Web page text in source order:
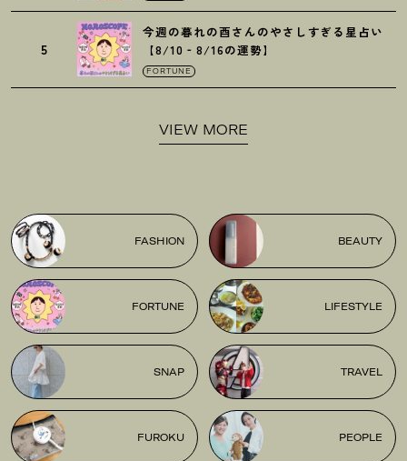
5
今週の暮れの酉さんのやさしすぎる星占い
【8/10‐8/16の運勢】
FORTUNE
VIEW MORE
FASHION BEAUTY
FORTUNE LIFESTYLE
SNAP TRAVEL
FUROKU PEOPLE